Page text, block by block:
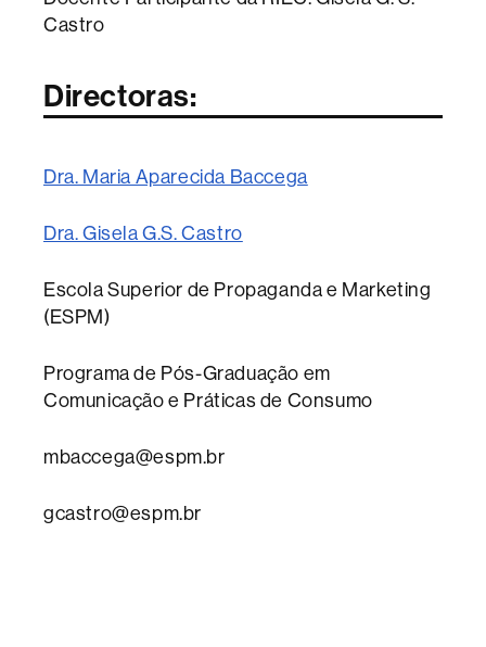
Castro
Directoras:
Dra. Maria Aparecida Baccega
Dra. Gisela G.S. Castro
Escola Superior de Propaganda e Marketing
(ESPM)
Programa de Pós-Graduação em
Comunicação e Práticas de Consumo
mbaccega@espm.br
gcastro@espm.br